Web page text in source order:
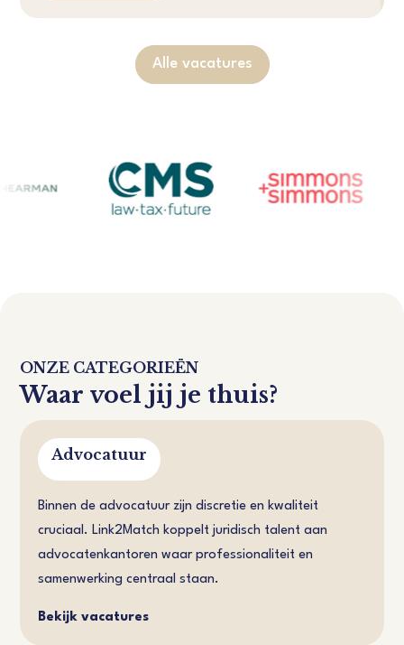
Alle vacatures
ONZE CATEGORIEËN
Waar voel jij je thuis?
Advocatuur
Binnen de advocatuur zijn discretie en kwaliteit
cruciaal. Link2Match koppelt juridisch talent aan
advocatenkantoren waar professionaliteit en
samenwerking centraal staan.
Bekijk vacatures